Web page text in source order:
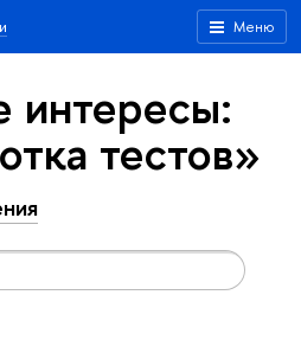
Меню
интересы:
тестов»